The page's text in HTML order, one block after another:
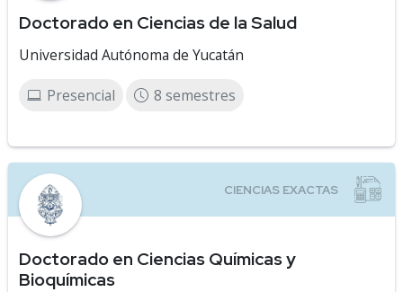
Doctorado en Ciencias de la Salud
Universidad Autónoma de Yucatán
Presencial 8 semestres
Doctorado en Ciencias Químicas y
Bioquímicas